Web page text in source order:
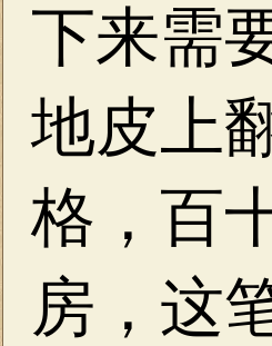
下来需
地皮上
格，百
房，这